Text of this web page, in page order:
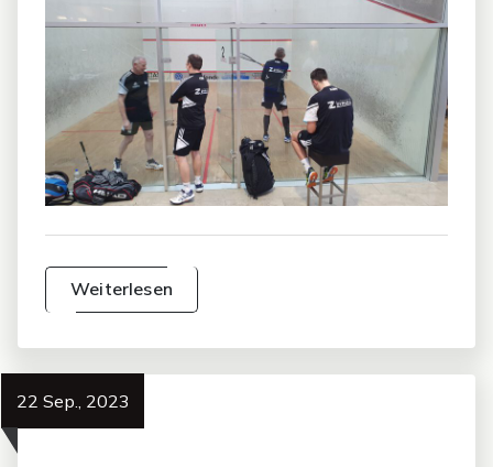
Weiterlesen
22 Sep., 2023